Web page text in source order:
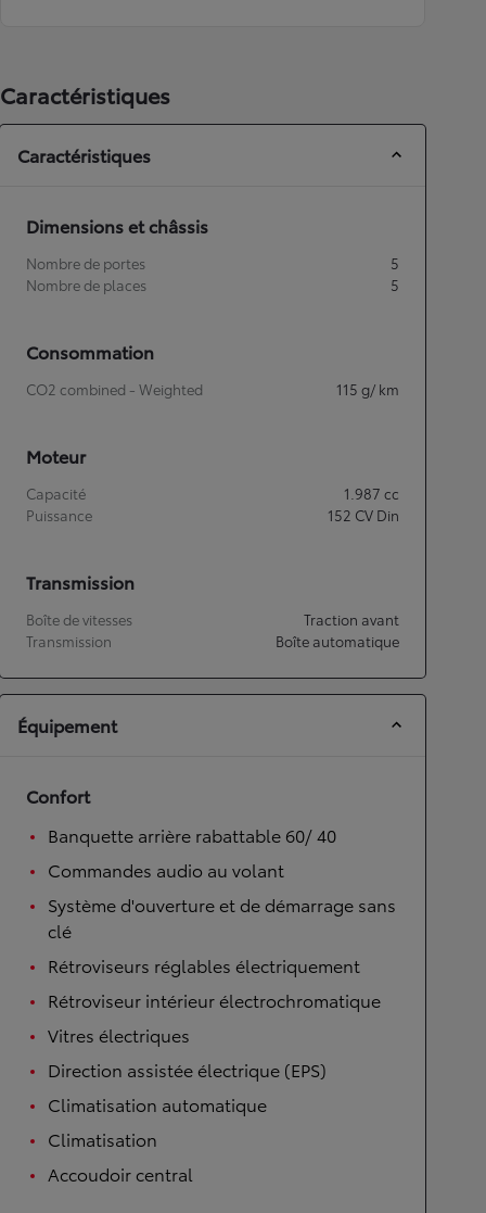
Caractéristiques
Caractéristiques
Dimensions et châssis
Nombre de portes
5
Nombre de places
5
Consommation
CO2 combined - Weighted 115 g/ km
Moteur
Capacité 1.987 cc
Puissance
152 CV Din
Transmission
Boîte de vitesses
Traction avant
Transmission
Boîte automatique
Équipement
Confort
Banquette arrière rabattable 60/ 40
Commandes audio au volant
Système d'ouverture et de démarrage sans
clé
Rétroviseurs réglables électriquement
Rétroviseur intérieur électrochromatique
Vitres électriques
Direction assistée électrique (EPS)
Climatisation automatique
Climatisation
Accoudoir central